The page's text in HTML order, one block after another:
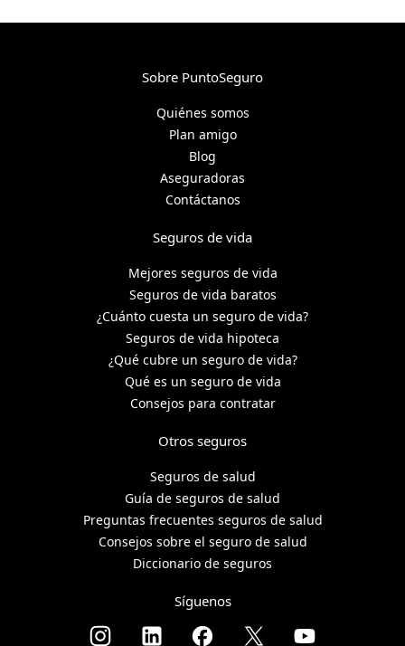
Sobre PuntoSeguro
Quiénes somos
Plan amigo
Blog
Aseguradoras
Contáctanos
Seguros de vida
Mejores seguros de vida
Seguros de vida baratos
¿Cuánto cuesta un seguro de vida?
Seguros de vida hipoteca
¿Qué cubre un seguro de vida?
Qué es un seguro de vida
Consejos para contratar
Otros seguros
Seguros de salud
Guía de seguros de salud
Preguntas frecuentes seguros de salud
Consejos sobre el seguro de salud
Diccionario de seguros
Síguenos